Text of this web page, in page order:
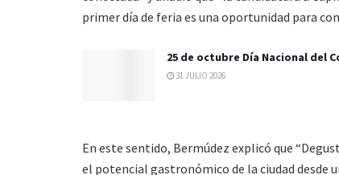
primer día de feria es una oportunidad para
25 de octubre Día Nacional del
31 JULIO 2026
En este sentido, Bermúdez explicó que
el potencial gastronómico de la ciudad